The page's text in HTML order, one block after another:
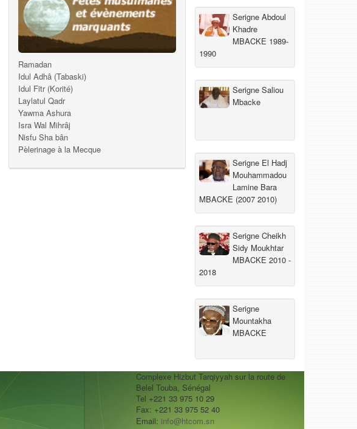
Ramadan
Idul Adhâ (Tabaski)
Idul Fitr (Korité)
Laylatul Qadr
Yawma Ashura
Isra Wal Mihrâj
Nisfu Sha bân
Pèlerinage à la Mecque
Serigne Abdoul
Khadre
MBACKE 1989-
1990
Serigne Saliou
Mbacke
Serigne El Hadj
Mouhammadou
Lamine Bara
MBACKE (2007 2010)
Serigne Cheikh
Sidy Moukhtar
MBACKE 2010 -
2018
Serigne
Mountakha
MBACKE
Complexe Hizbut Tarqiyyah sur la route de
Belel Touba, Sénégal
Tel +221 33 975 10 29
Fax: +221 33 975 52 40
Email: info@htcom.sn